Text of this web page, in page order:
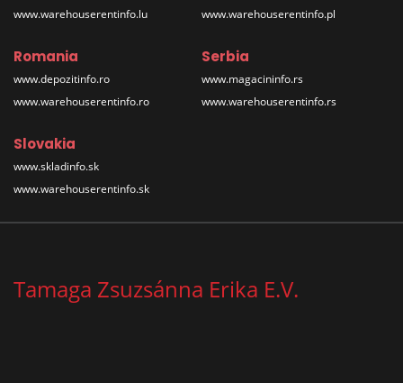
www.warehouserentinfo.lu
www.warehouserentinfo.pl
Romania
www.depozitinfo.ro
www.warehouserentinfo.ro
Serbia
www.magacininfo.rs
www.warehouserentinfo.rs
Slovakia
www.skladinfo.sk
www.warehouserentinfo.sk
Tamaga Zsuzsánna Erika E.V.